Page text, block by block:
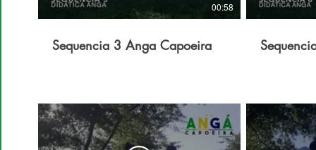
00:58
Sequencia 3 Anga Capoeira